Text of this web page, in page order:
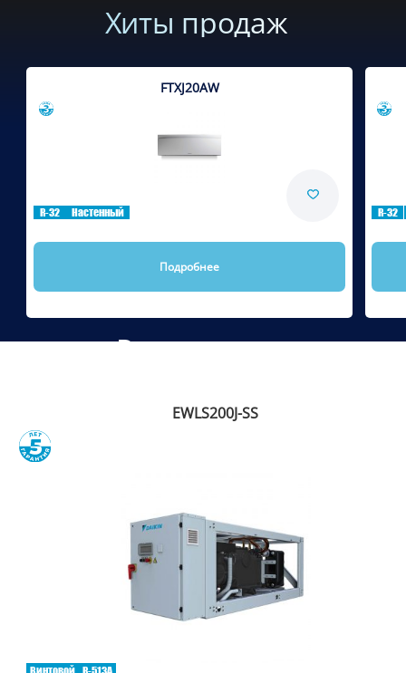
Хиты продаж
FTXJ20AW
R-32 Настенный
Подробнее
R-32
Рекомендуем
EWLS200J-SS
Винтовой R-513A